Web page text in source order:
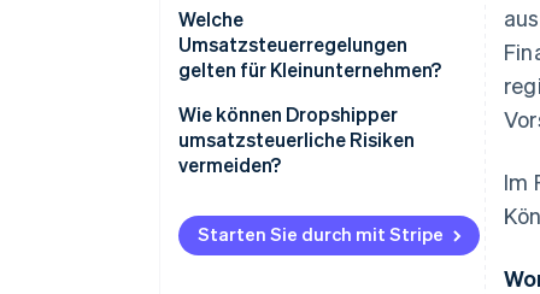
Welche
Umsatzsteuerregelungen
gelten für Kleinunternehmen?
Reguläre
Umsatzsteuerbuchhaltung
Differenzbesteuerung
Wie können Dropshipper
umsatzsteuerliche Risiken
vermeiden?
Umsatzsteuerregistrierung
Korrekter VAT-Satz
Starten Sie durch mit Stripe
Im